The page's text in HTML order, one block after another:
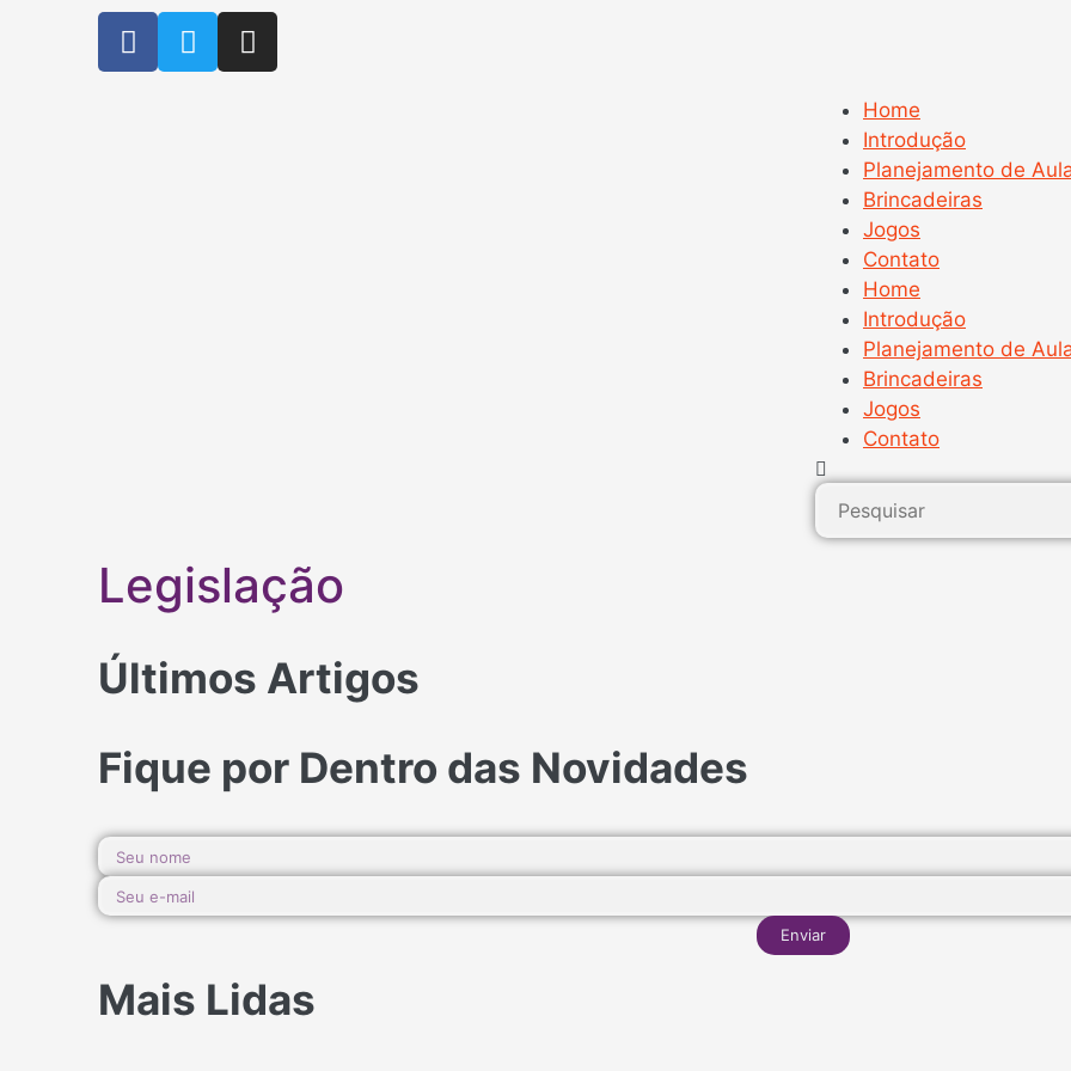
Home
Introdução
Planejamento de
Brincadeiras
Jogos
Contato
Home
Introdução
Planejamento de
Brincadeiras
Jogos
Contato
Legislação
Últimos Artigos
Fique por Dentro das Novidades
Enviar
Mais Lidas